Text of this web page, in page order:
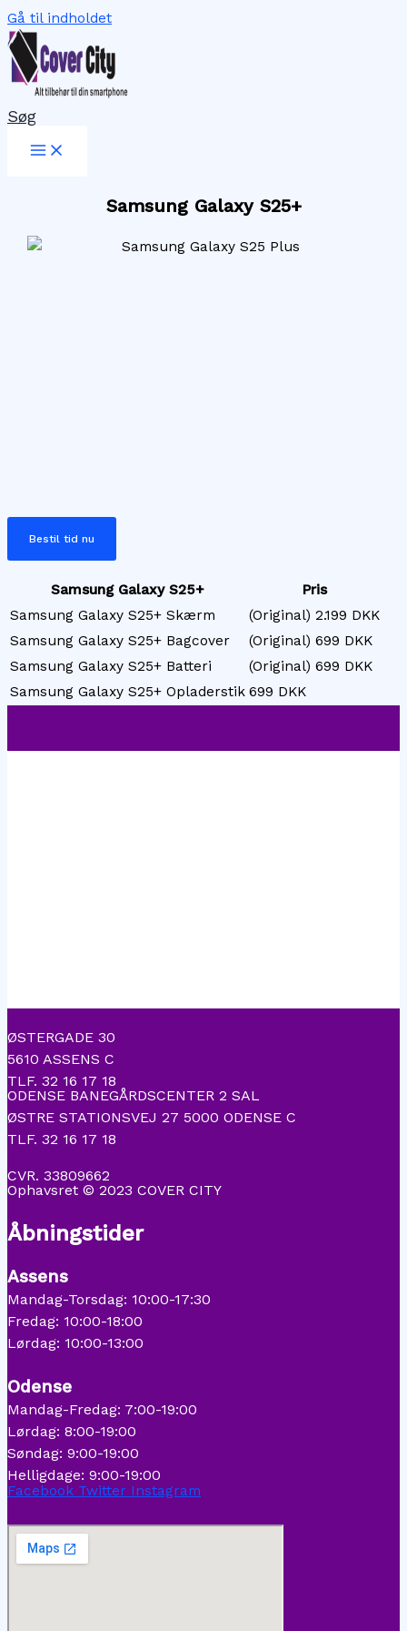
Gå til indholdet
Søg
Samsung Galaxy S25+
Bestil tid nu
Samsung Galaxy S25+
Pris
Samsung Galaxy S25+ Skærm
(Original) 2.199 DKK
Samsung Galaxy S25+ Bagcover
(Original) 699 DKK
Samsung Galaxy S25+ Batteri
(Original) 699 DKK
Samsung Galaxy S25+ Opladerstik 699 DKK
ØSTERGADE 30
5610 ASSENS C
TLF. 32 16 17 18
ODENSE BANEGÅRDSCENTER 2 SAL
ØSTRE STATIONSVEJ 27 5000 ODENSE C
TLF. 32 16 17 18
CVR. 33809662
Ophavsret © 2023 COVER CITY
Åbningstider
Assens
Mandag-Torsdag: 10:00-17:30
Fredag: 10:00-18:00
Lørdag: 10:00-13:00
Odense
Mandag-Fredag: 7:00-19:00
Lørdag: 8:00-19:00
Søndag: 9:00-19:00
Helligdage: 9:00-19:00
Facebook Twitter Instagram